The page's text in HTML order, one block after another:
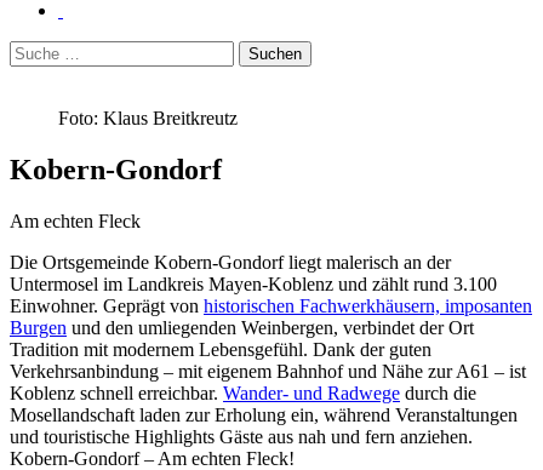
Suchen
nach:
Foto: Klaus Breitkreutz
Kobern-Gondorf
Am echten Fleck
Die Ortsgemeinde Kobern-Gondorf liegt malerisch an der
Untermosel im Landkreis Mayen-Koblenz und zählt rund 3.100
Einwohner. Geprägt von historischen Fachwerkhäusern, imposanten
Burgen und den umliegenden Weinbergen, verbindet der Ort
Tradition mit modernem Lebensgefühl. Dank der guten
Verkehrsanbindung – mit eigenem Bahnhof und Nähe zur A61 – ist
Koblenz schnell erreichbar. Wander- und Radwege durch die
Mosellandschaft laden zur Erholung ein, während Veranstaltungen
und touristische Highlights Gäste aus nah und fern anziehen.
Kobern-Gondorf – Am echten Fleck!